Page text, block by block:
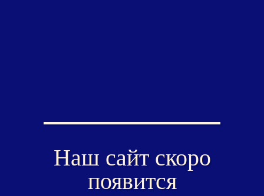
Наш сайт скоро
появится